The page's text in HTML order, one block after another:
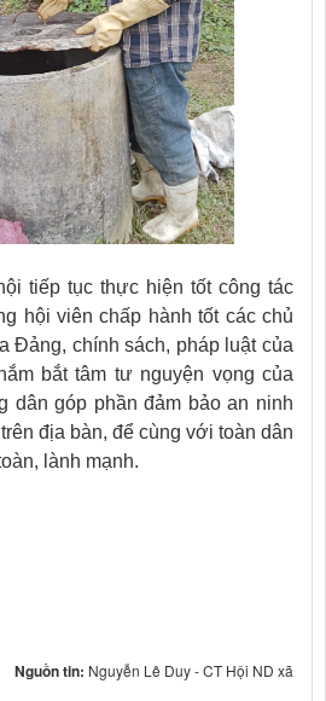
tiếp tục thực hiện tốt công tác
hội viên chấp hành tốt các chủ
Đảng, chính sách, pháp luật của
bắt tâm tư nguyện vọng của
dân góp phần đảm bảo an ninh
địa bàn, để cùng với toàn dân
lành mạnh.
Nguồn tin: Nguyễn Lê Duy - CT Hội ND xã